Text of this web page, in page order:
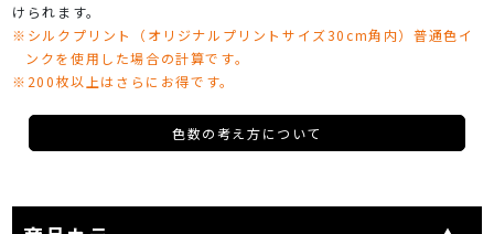
けられます。
※シルクプリント（オリジナルプリントサイズ30cm角内）普通色イ
ンクを使用した場合の計算です。
※200枚以上はさらにお得です。
色数の考え方について